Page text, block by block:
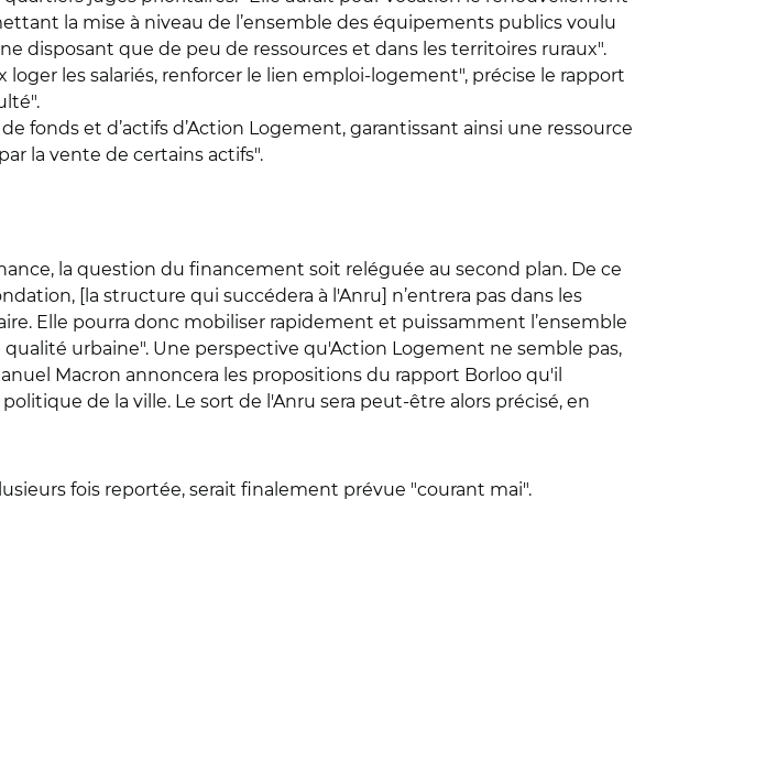
la mise à niveau de l’ensemble des équipements publics voulu
disposant que de peu de ressources et dans les territoires ruraux".
les salariés, renforcer le lien emploi-logement", précise le rapport
fonds et d’actifs d’Action Logement, garantissant ainsi une ressource
la vente de certains actifs".
la question du financement soit reléguée au second plan. De ce
[la structure qui succédera à l'Anru] n’entrera pas dans les
Elle pourra donc mobiliser rapidement et puissamment l’ensemble
urbaine". Une perspective qu'Action Logement ne semble pas,
Macron annoncera les propositions du rapport Borloo qu'il
de la ville. Le sort de l'Anru sera peut-être alors précisé, en
fois reportée, serait finalement prévue "courant mai".